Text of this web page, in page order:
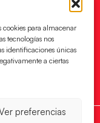
cookies para almacenar
tecnologías nos
identificaciones únicas
a ciertas
preferencias